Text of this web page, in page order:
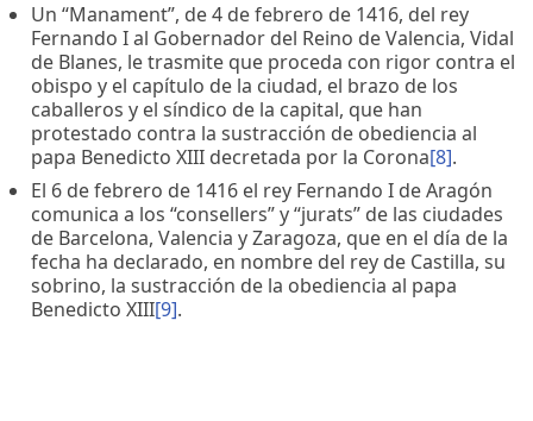
Un “Manament”, de 4 de febrero de 1416, del rey
Fernando I al Gobernador del Reino de Valencia, Vidal
de Blanes, le trasmite que proceda con rigor contra el
obispo y el capítulo de la ciudad, el brazo de los
caballeros y el síndico de la capital, que han
protestado contra la sustracción de obediencia al
papa Benedicto XIII decretada por la Corona[8].
El 6 de febrero de 1416 el rey Fernando I de Aragón
comunica a los “consellers” y “jurats” de las ciudades
de Barcelona, Valencia y Zaragoza, que en el día de la
fecha ha declarado, en nombre del rey de Castilla, su
sobrino, la sustracción de la obediencia al papa
Benedicto XIII[9].